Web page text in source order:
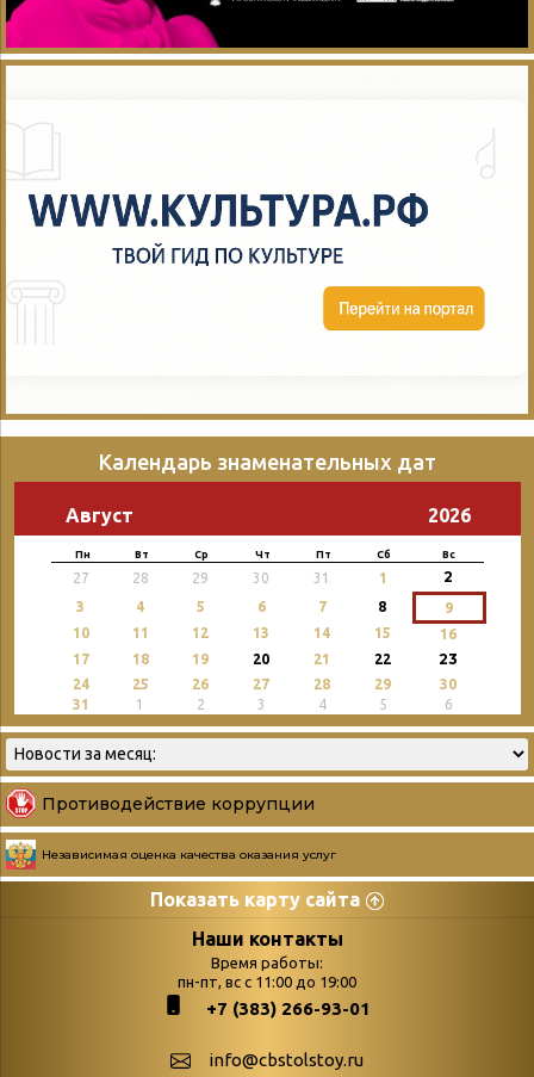
Календарь знаменательных дат
Август 2026
Пн Вт Ср Чт Пт Сб Вс
27 28 29 30 31 1 2
3 4 5 6 7 8
9
10
11 12 13 14 15
16
17
18 19 20 21 22 23
24 25 26 27 28 29
30
31
1 2 3 4 5 6
Противодействие коррупции
Независимая оценка качества оказания услуг
Показать карту сайта
Страницы
podvedenie-itogov-festivalya-
paskhalnaya-palitra
поступлений
Война. Народ.
Наши контакты
Время работы:
пн-пт, вс с 11:00 до 19:00
+7 (383) 266-93-01
info@cbstolstoy.ru